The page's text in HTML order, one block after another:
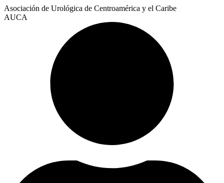
Asociación de Urológica de Centroamérica y el Caribe
AUCA